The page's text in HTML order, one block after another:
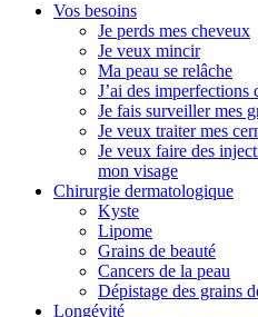
Vos besoins
Je perds mes cheveux
Je veux mincir
Ma peau se relâche
J’ai des imperfections
Je fais surveiller mes
Je veux traiter mes
Je veux faire des
mon visage
Chirurgie dermatologique
Kyste
Lipome
Grains de beauté
Cancers de la peau
Dépistage des grains
Longévité